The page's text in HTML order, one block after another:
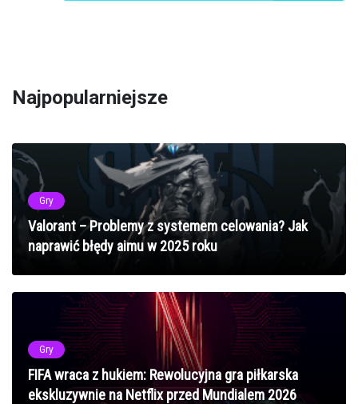
Najpopularniejsze
Gry
Valorant – Problemy z systemem celowania? Jak
naprawić błędy aimu w 2025 roku
Gry
FIFA wraca z hukiem: Rewolucyjna gra piłkarska
ekskluzywnie na Netflix przed Mundialem 2026